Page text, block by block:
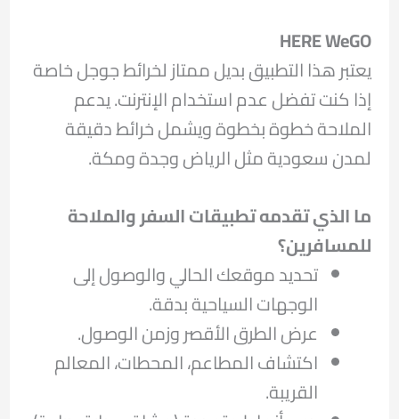
HERE WeGO
يعتبر هذا التطبيق بديل ممتاز لخرائط جوجل خاصة
إذا كنت تفضل عدم استخدام الإنترنت. يدعم
الملاحة خطوة بخطوة ويشمل خرائط دقيقة
لمدن سعودية مثل الرياض وجدة ومكة.
ما الذي تقدمه تطبيقات السفر والملاحة
للمسافرين؟
تحديد موقعك الحالي والوصول إلى
الوجهات السياحية بدقة.
عرض الطرق الأقصر وزمن الوصول.
اكتشاف المطاعم، المحطات، المعالم
القريبة.